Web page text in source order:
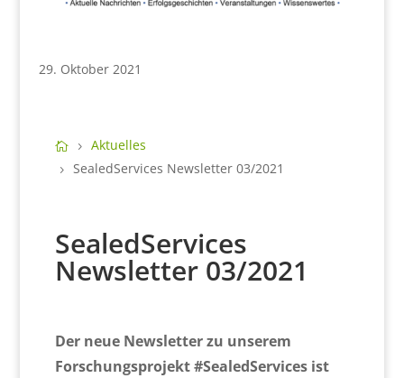
29. Oktober 2021
Aktuelles
SealedServices Newsletter 03/2021
SealedServices
Newsletter 03/2021
Der neue Newsletter zu unserem
Forschungsprojekt #SealedServices ist